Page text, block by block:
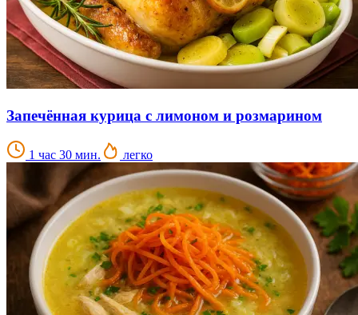
Запечённая курица с лимоном и розмарином
1 час 30 мин. легко